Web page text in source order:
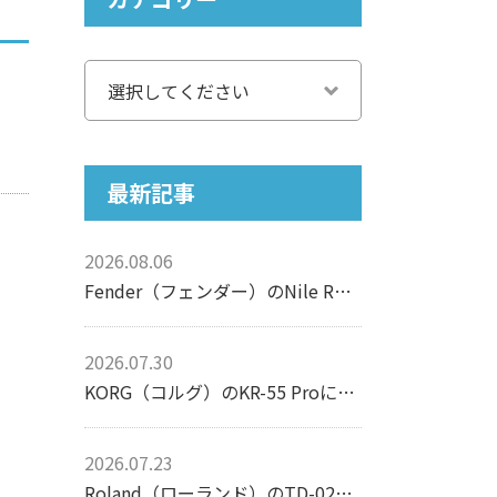
最新記事
2026.08.06
Fender（フェンダー）のNile Rodgers Hitmaker Stratocasterについて【エレキギター】
2026.07.30
KORG（コルグ）のKR-55 Proについて【リズムマシン】
2026.07.23